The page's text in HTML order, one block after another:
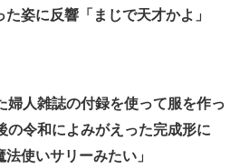
例
イト
イト
に反響「まじで天才かよ」
婦人雑誌の付録を使って服を作っ
令和によみがえった完成形に
法使いサリーみたい」